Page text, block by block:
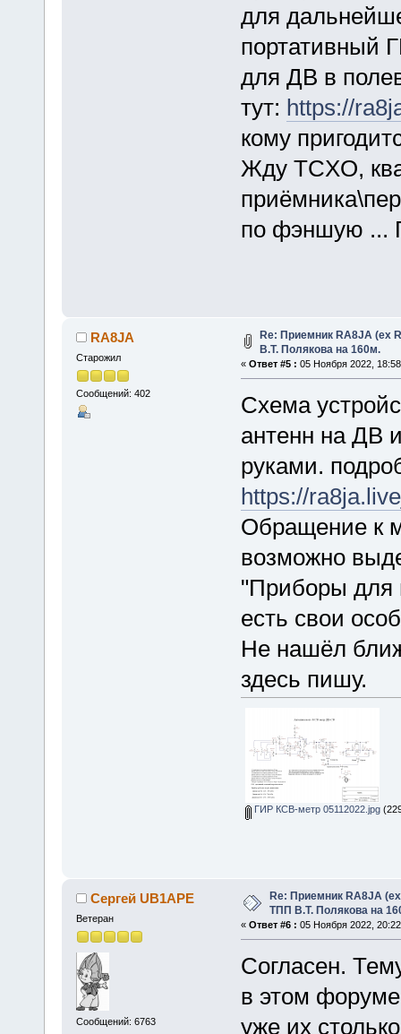
для
портативный
для ДВ в
тут: https://
кому
Жду TCXO,
по фэншую ...
RA8JA
Старожил
Сообщений: 402
Re: Приемник RA8JA (ex
В.Т. Полякова на 160м.
« Ответ #5 : 05 Ноября 2022,
Схема
антенн на ДВ
руками.
https://
Обращение к
возможно
"Приборы для
есть свои
Не нашёл
здесь пишу.
ГИР КСВ-метр 05112022.jpg
Сергей UB1APE
Ветеран
Сообщений: 6763
Re: Приемник RA8JA
ТПП В.Т. Полякова на
« Ответ #6 : 05 Ноября 2022,
Согласен.
в этом
уже их